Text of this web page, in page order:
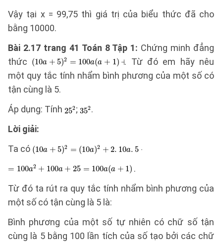
Vậy tại x = 99,75 thì giá trị của biểu thức đã cho
bằng 10000.
Bài 2.17 trang 41 Toán 8 Tập 1: Chứng minh đẳng
thức
. Từ đó em hãy nêu
một quy tắc tính nhẩm bình phương của một số có
tận cùng là 5.
Áp dụng: Tính
;
.
Lời giải:
Ta có
.
Từ đó ta rút ra quy tắc tính nhẩm bình phương của
một số có tận cùng là 5 là:
Bình phương của một số tự nhiên có chữ số tận
cùng là 5 bằng 100 lần tích của số tạo bởi các chữ